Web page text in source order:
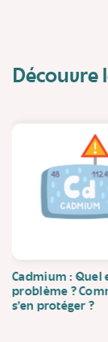
Découvre
Cadmium : Quel
problème ?
s’en protéger ?